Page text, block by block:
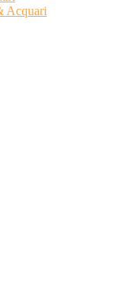
Acquari